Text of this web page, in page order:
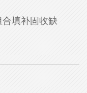
填补固收缺